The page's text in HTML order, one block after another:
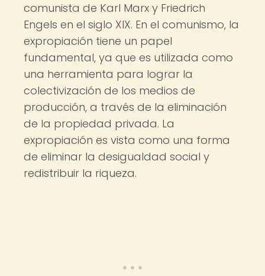
comunista de Karl Marx y Friedrich
Engels en el siglo XIX. En el comunismo, la
expropiación tiene un papel
fundamental, ya que es utilizada como
una herramienta para lograr la
colectivización de los medios de
producción, a través de la eliminación
de la propiedad privada. La
expropiación es vista como una forma
de eliminar la desigualdad social y
redistribuir la riqueza.